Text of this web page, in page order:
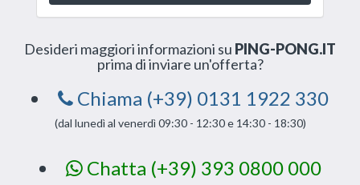
Desideri maggiori informazioni su PING-PONG.IT
prima di inviare un'offerta?
Chiama (+39) 0131 1922 330
(dal lunedì al venerdì 09:30 - 12:30 e 14:30 - 18:30)
Chatta (+39) 393 0800 000